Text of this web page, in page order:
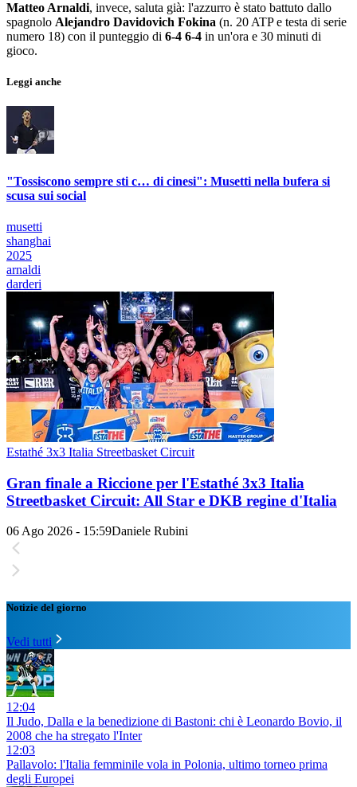
Matteo Arnaldi, invece, saluta già: l'azzurro è stato battuto dallo
spagnolo Alejandro Davidovich Fokina (n. 20 ATP e testa di serie
numero 18) con il punteggio di 6-4 6-4 in un'ora e 30 minuti di
gioco.
Leggi anche
"Tossiscono sempre sti c… di cinesi": Musetti nella bufera si
scusa sui social
musetti
shanghai
2025
arnaldi
darderi
Estathé 3x3 Italia Streetbasket Circuit
Gran finale a Riccione per l'Estathé 3x3 Italia
Streetbasket Circuit: All Star e DKB regine d'Italia
06 Ago 2026 - 15:59Daniele Rubini
Notizie del giorno
Vedi tutti
12:04
Il Judo, Dalla e la benedizione di Bastoni: chi è Leonardo Bovio, il
2008 che ha stregato l'Inter
12:03
Pallavolo: l'Italia femminile vola in Polonia, ultimo torneo prima
degli Europei